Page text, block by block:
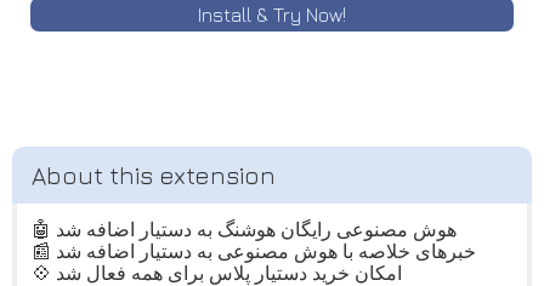
Install & Try Now!
🤖 هوش مصنوعی رایگان هوشنگ به دستیار اضافه شد
📰 خبرهای خلاصه با هوش مصنوعی به دستیار اضافه شد
💠 امکان خرید دستیار پلاس برای همه فعال شد